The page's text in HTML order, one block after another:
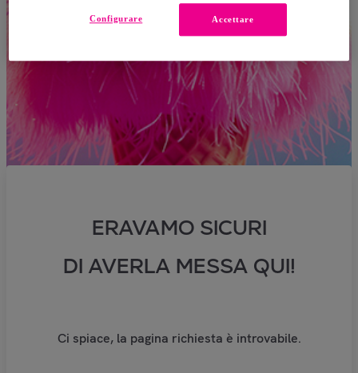
ERAVAMO SICURI
DI AVERLA MESSA QUI!
Ci spiace, la pagina richiesta è introvabile.
Accettare
Configurare